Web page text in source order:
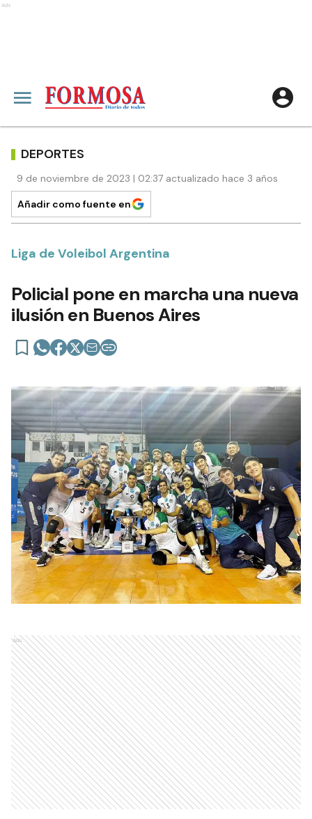
Ads
DEPORTES
9 de noviembre de 2023 | 02:37 actualizado hace 3 años
Añadir como fuente en
Liga de Voleibol Argentina
Policial pone en marcha una nueva
ilusión en Buenos Aires
Ads